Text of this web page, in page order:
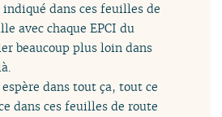
indiqué dans ces feuilles de
avec chaque EPCI du
beaucoup plus loin dans
dans tout ça, tout ce
dans ces feuilles de route